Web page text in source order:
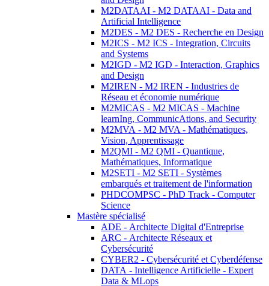
M2DATAAI - M2 DATAAI - Data and
Artificial Intelligence
M2DES - M2 DES - Recherche en Design
M2ICS - M2 ICS - Integration, Circuits
and Systems
M2IGD - M2 IGD - Interaction, Graphics
and Design
M2IREN - M2 IREN - Industries de
Réseau et économie numérique
M2MICAS - M2 MICAS - Machine
learnIng, CommunicAtions, and Security
M2MVA - M2 MVA - Mathématiques,
Vision, Apprentissage
M2QMI - M2 QMI - Quantique,
Mathématiques, Informatique
M2SETI - M2 SETI - Systèmes
embarqués et traitement de l'information
PHDCOMPSC - PhD Track - Computer
Science
Mastère spécialisé
ADE - Architecte Digital d'Entreprise
ARC - Architecte Réseaux et
Cybersécurité
CYBER2 - Cybersécurité et Cyberdéfense
DATA - Intelligence Artificielle - Expert
Data & MLops